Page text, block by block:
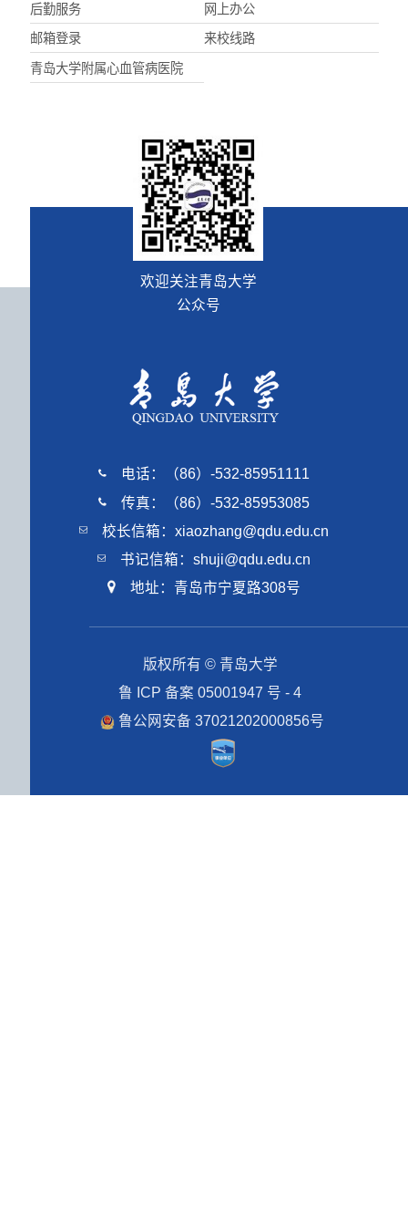
后勤服务 网上办公
邮箱登录 来校线路
青岛大学附属心血管病医院
欢迎关注青岛大学
公众号
电话：（86）-532-85951111
传真：（86）-532-85953085
校长信箱：xiaozhang@qdu.edu.cn
书记信箱：shuji@qdu.edu.cn
地址：青岛市宁夏路308号
版权所有 © 青岛大学
鲁 ICP 备案 05001947 号 - 4
鲁公网安备 37021202000856号